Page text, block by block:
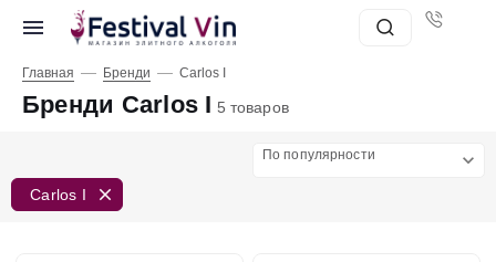
Главная — Бренди — Carlos I
Бренди Carlos I 5 товаров
По популярности
Carlos I